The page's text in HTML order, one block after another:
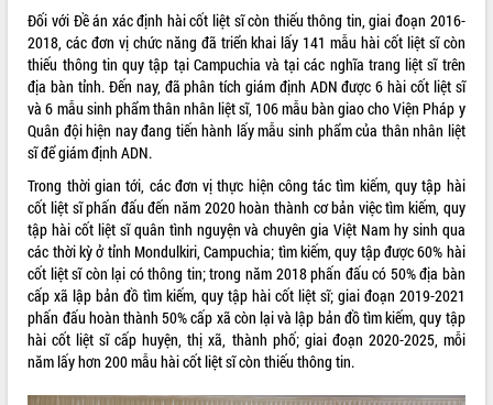
Rà soát, hoàn thiện hệ thống thiết chế
văn hóa, thể thao đáp ứng yêu cầu
phát triển mới
Thường trực HĐND tỉnh Đắk Lắk gặp
mặt Đoàn chuyên gia y tế TP. Hồ Chí
Minh
Lễ truy điệu và an táng hài cốt liệt sĩ
tại Nghĩa trang Liệt sĩ xã Sơn Hòa
Bàn giải pháp tháo gỡ khó khăn trong
xuất khẩu sầu riêng và triển khai quy
định EUDR
Thứ trưởng Bộ Nông nghiệp và Môi
trường Nguyễn Hoàng Hiệp khảo sát
vùng trồng và doanh nghiệp đóng gói
sầu riêng tại Đắk Lắk
Trình diễn nghệ thuật chế biến các
món ăn từ sầu riêng
LIÊN KẾT WEB
THỐNG KÊ TRUY CẬP
Hôm nay: 14323
Tất cả: 66099991
Đối với Đề án xác định hài cốt liệt sĩ còn thiếu thông tin, giai đoạn 2016-
2018, các đơn vị chức năng đã triển khai lấy 141 mẫu hài cốt liệt sĩ còn
thiếu thông tin quy tập tại Campuchia và tại các nghĩa trang liệt sĩ trên
địa bàn tỉnh. Đến nay, đã phân tích giám định ADN được 6 hài cốt liệt sĩ
và 6 mẫu sinh phẩm thân nhân liệt sĩ, 106 mẫu bàn giao cho Viện Pháp y
Quân đội hiện nay đang tiến hành lấy mẫu sinh phẩm của thân nhân liệt
sĩ để giám định ADN.
Trong thời gian tới, các đơn vị thực hiện công tác tìm kiếm, quy tập hài
cốt liệt sĩ phấn đấu đến năm 2020 hoàn thành cơ bản việc tìm kiếm, quy
tập hài cốt liệt sĩ quân tình nguyện và chuyên gia Việt Nam hy sinh qua
các thời kỳ ở tỉnh Mondulkiri, Campuchia; tìm kiếm, quy tập được 60% hài
cốt liệt sĩ còn lại có thông tin; trong năm 2018 phấn đấu có 50% địa bàn
cấp xã lập bản đồ tìm kiếm, quy tập hài cốt liệt sĩ; giai đoạn 2019-2021
phấn đấu hoàn thành 50% cấp xã còn lại và lập bản đồ tìm kiếm, quy tập
hài cốt liệt sĩ cấp huyện, thị xã, thành phố; giai đoạn 2020-2025, mỗi
năm lấy hơn 200 mẫu hài cốt liệt sĩ còn thiếu thông tin.